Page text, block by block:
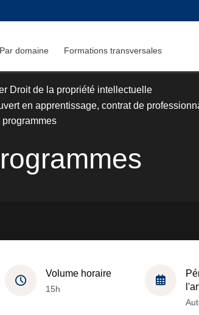
Par domaine Formations transversales
Droit de la propriété intellectuelle
en apprentissage, contrat de
Volume horaire
15h